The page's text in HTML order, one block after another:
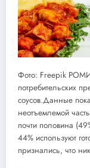
Фото: Freepik
потребительских
соусов.Данные
неотъемлемой
почти половина
44% используют
признались, что